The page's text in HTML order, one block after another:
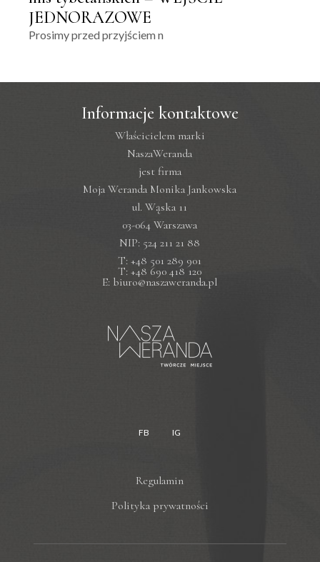
JEDNORAZOWE
Prosimy przed przyjściem n
Informacje kontaktowe
Właścicielem marki
NaszaWeranda
jest firma
Moja Weranda Monika Jankowska
ul. Wąska 11
03-064 Warszawa
NIP: 524 211 21 88
T: +48 501 289 901
T: +48 690 418 120
E: biuro@naszaweranda.pl
FB IG
Regulamin
Polityka prywatności